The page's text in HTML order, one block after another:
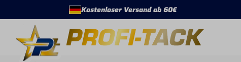
Zur Hauptnavigation springen
Kostenloser Versand ab 60€